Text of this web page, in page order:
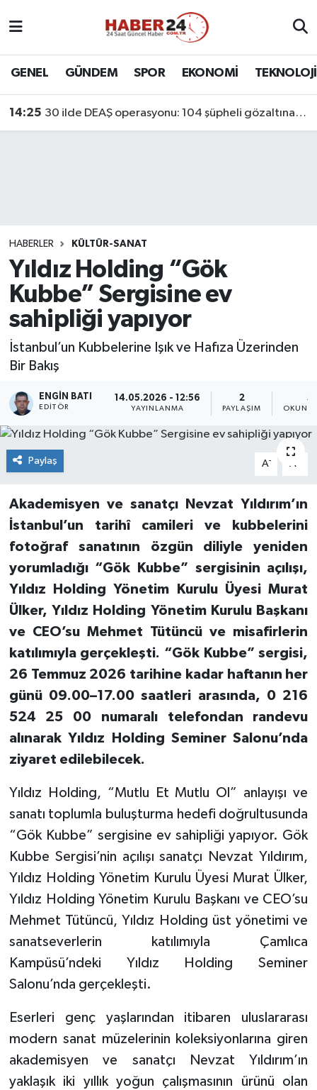
GENEL GÜNDEM SPOR EKONOMİ TEKNOLOJİ
14:25 30 ilde DEAŞ operasyonu: 104 şüpheli gözaltına alındı
HABERLER KÜLTÜR-SANAT
Yıldız Holding “Gök
Kubbe” Sergisine ev
sahipliği yapıyor
İstanbul’un Kubbelerine Işık ve Hafıza Üzerinden
Bir Bakış
ENGIN BATI
EDITÖR
14.05.2026 - 12:56
YAYINLANMA
2
PAYLAŞIM
5
Paylaş A- A
Akademisyen ve sanatçı Nevzat Yıldırım’ın
İstanbul’un tarihî camileri ve kubbelerini
fotoğraf sanatının özgün diliyle yeniden
yorumladığı “Gök Kubbe” sergisinin açılışı,
Yıldız Holding Yönetim Kurulu Üyesi Murat
Ülker, Yıldız Holding Yönetim Kurulu Başkanı
ve CEO’su Mehmet Tütüncü ve misafirlerin
katılımıyla gerçekleşti. “Gök Kubbe” sergisi,
26 Temmuz 2026 tarihine kadar haftanın her
günü 09.00–17.00 saatleri arasında, 0 216
524 25 00 numaralı telefondan randevu
alınarak Yıldız Holding Seminer Salonu’nda
ziyaret edilebilecek.
Yıldız Holding, “Mutlu Et Mutlu Ol” anlayışı ve
sanatı toplumla buluşturma hedefi doğrultusunda
“Gök Kubbe” sergisine ev sahipliği yapıyor. Gök
Kubbe Sergisi’nin açılışı sanatçı Nevzat Yıldırım,
Yıldız Holding Yönetim Kurulu Üyesi Murat Ülker,
Yıldız Holding Yönetim Kurulu Başkanı ve CEO’su
Mehmet Tütüncü, Yıldız Holding üst yönetimi ve
sanatseverlerin katılımıyla Çamlıca
Kampüsü’ndeki Yıldız Holding Seminer
Salonu’nda gerçekleşti.
Eserleri genç yaşlarından itibaren uluslararası
modern sanat müzelerinin koleksiyonlarına giren
akademisyen ve sanatçı Nevzat Yıldırım’ın
yaklaşık iki yıllık yoğun çalışmasının ürünü olan
Nöbetçi Eczaneler
Son Dakika Haberleri
Haber Arşivi